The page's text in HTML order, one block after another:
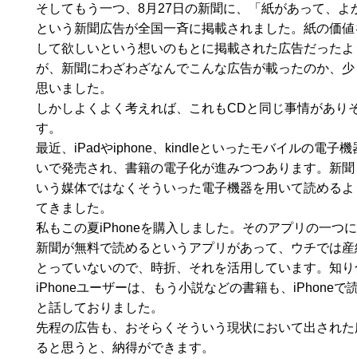
そしてもう一つ、8月27日の新聞に、「紙があって、よ
という新聞広告が全国一斉に掲載されました。紙の価
して欲しいという想いのもとに掲載された広告だった
が、新聞にわざわざなんでこんな広告が載ったのか、
思いました。
しかしよくよく考えれば、これもCDと同じ事情があり
す。
最近、iPadやiphone、kindleといったモバイルの電子機
いで発売され、書籍の電子化が進みつつあります。新
いう媒体ではなくそういった電子機器を用いて読める
てきました。
私もこの夏iPhoneを購入しました。そのアプリの一つ
新聞が無料で読めるというアプリがあって、ウチでは
とっていないので、時折、それを活用しています。知
iPhoneユーザーは、もう小説などの書籍も、iPhoneで
と話しておりました。
先程の広告も、おそらくそういう現状において出され
ると思うと、納得ができます。